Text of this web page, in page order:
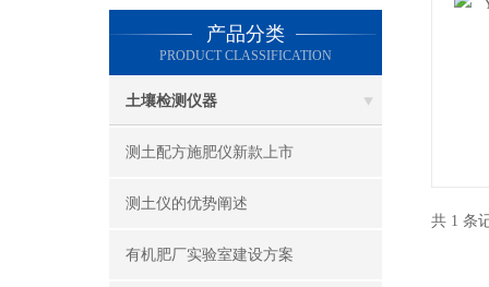
产品分类
PRODUCT CLASSIFICATION
土壤检测仪器
测土配方施肥仪新款上市
测土仪的优势阐述
有机肥厂实验室建设方案
共 1 条